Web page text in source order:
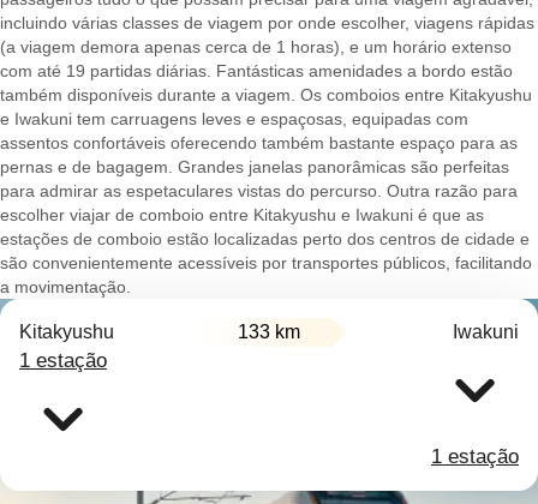
incluindo várias classes de viagem por onde escolher, viagens rápidas
(a viagem demora apenas cerca de 1 horas), e um horário extenso
com até 19 partidas diárias. Fantásticas amenidades a bordo estão
também disponíveis durante a viagem. Os comboios entre Kitakyushu
e Iwakuni tem carruagens leves e espaçosas, equipadas com
assentos confortáveis oferecendo também bastante espaço para as
pernas e de bagagem. Grandes janelas panorâmicas são perfeitas
para admirar as espetaculares vistas do percurso. Outra razão para
escolher viajar de comboio entre Kitakyushu e Iwakuni é que as
estações de comboio estão localizadas perto dos centros de cidade e
são convenientemente acessíveis por transportes públicos, facilitando
a movimentação.
Kitakyushu 133 km Iwakuni
1 estação
1 estação